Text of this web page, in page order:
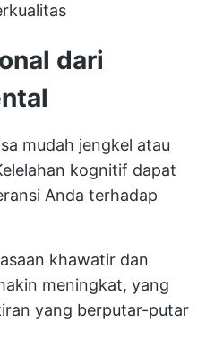
dari
mudah jengkel atau
kognitif dapat
Anda terhadap
khawatir dan
meningkat, yang
yang berputar-putar